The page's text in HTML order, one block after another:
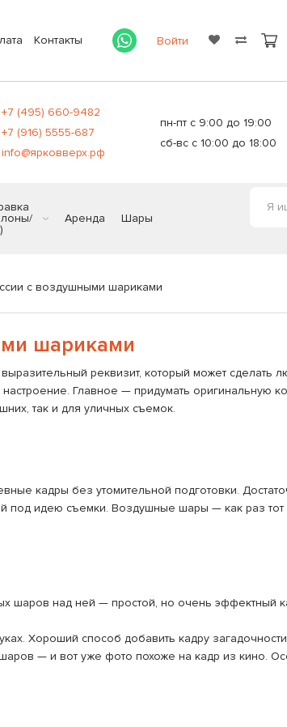
Контакты Войти
+7 (495) 660-9482
+7 (916) 5555-687
info@ярковверх.рф
пн-пт с 9:00 до 19:00
сб-вс с 10:00 до 18:00
Аренда Шары
с воздушными шариками
шариками
реквизит, который может сделать
Главное — придумать оригинальную
так и для уличных съемок.
кадры без утомительной подготовки.
под идею съемки. Воздушные шары — как раз тот
шаров над ней — простой, но очень эффектный
Хороший способ добавить кадру
— и вот уже фото похоже на кадр из кино.